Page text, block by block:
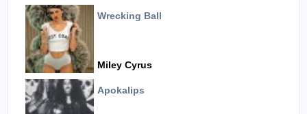
Wrecking Ball
Miley Cyrus
Apokalips